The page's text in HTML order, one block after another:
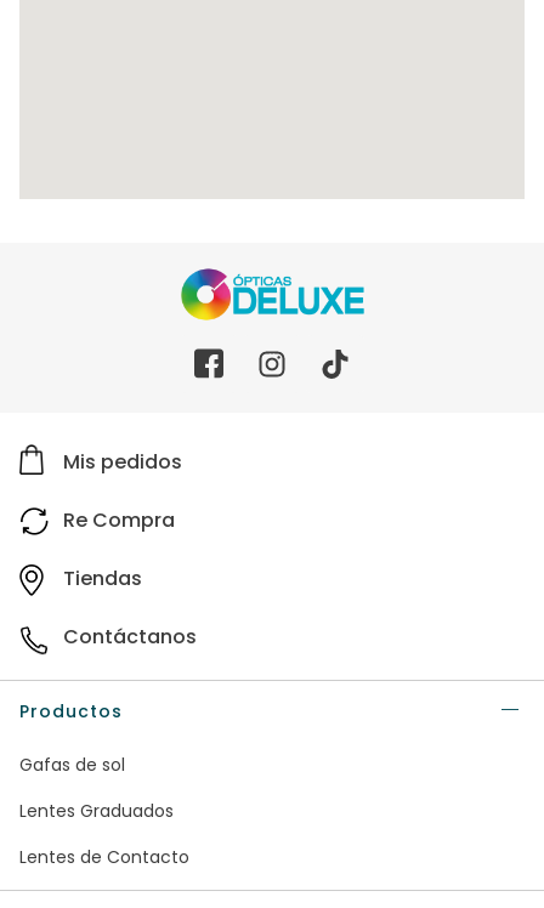
Mis pedidos
Re Compra
Tiendas
Contáctanos
Productos
Gafas de sol
Lentes Graduados
Lentes de Contacto